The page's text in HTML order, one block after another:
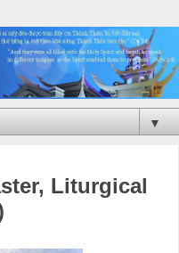
▼
Liturgical